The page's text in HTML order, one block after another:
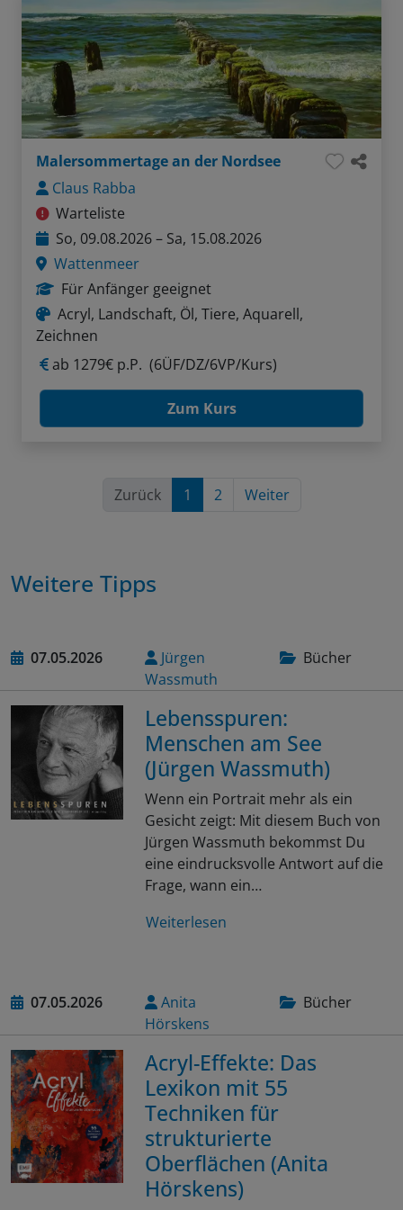
Malersommertage an der Nordsee
Claus Rabba
Warteliste
So, 09.08.2026 – Sa, 15.08.2026
Wattenmeer
Für Anfänger geeignet
Acryl, Landschaft, Öl, Tiere, Aquarell,
Zeichnen
ab 1279€ p.P. (6ÜF/DZ/6VP/Kurs)
Zum Kurs
Zurück 1 2 Weiter
Weitere Tipps
07.05.2026
Jürgen
Wassmuth
Bücher
Lebensspuren:
Menschen am See
(Jürgen Wassmuth)
Wenn ein Portrait mehr als ein
Gesicht zeigt: Mit diesem Buch von
Jürgen Wassmuth bekommst Du
eine eindrucksvolle Antwort auf die
Frage, wann ein…
Weiterlesen
07.05.2026
Anita
Hörskens
Bücher
Acryl-Effekte: Das
Lexikon mit 55
Techniken für
strukturierte
Oberflächen (Anita
Hörskens)